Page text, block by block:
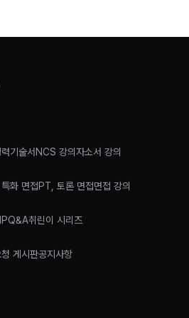
기술서 NCS 강의자소서 강의
화 면접PT, 토론 면접면접 강의
Q&A취린이 시리즈
게시판공지사항